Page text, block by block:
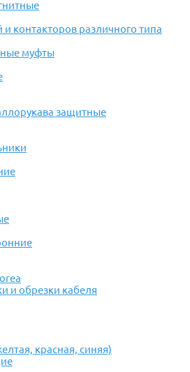
и контакторов различного типа
муфты
защитные
и обрезки кабеля
красная, синяя)